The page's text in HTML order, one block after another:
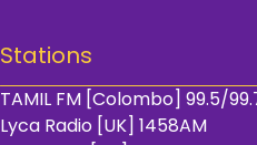
Stations
TAMIL FM [Colombo] 99.5/
Lyca Radio [UK] 1458AM